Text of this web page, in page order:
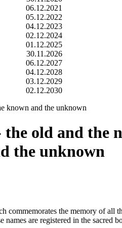
06.12.2021
05.12.2022
04.12.2023
02.12.2024
01.12.2025
30.11.2026
06.12.2027
04.12.2028
03.12.2029
02.12.2030
known and the unknown
old and the
the unknown
commemorates the memory of all
names are registered in the sacred